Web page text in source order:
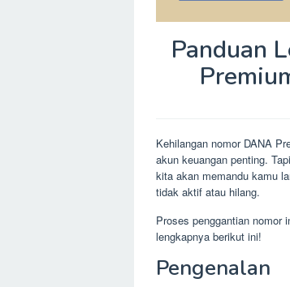
Panduan
Kehilangan nomor DANA
akun keuangan penting.
kita akan memandu kamu
tidak aktif atau hilang.
Proses penggantian nomor
lengkapnya berikut ini!
Pengenalan